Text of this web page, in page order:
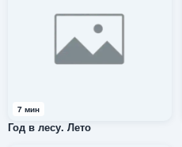
7 мин
Год в лесу. Лето